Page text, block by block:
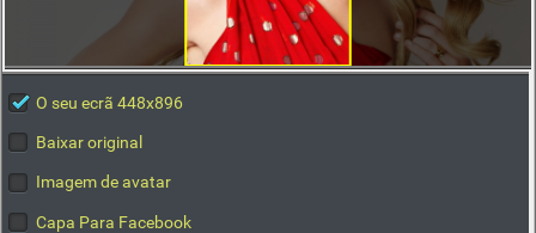
O seu ecrã 448x896
Baixar original
Imagem de avatar
Capa Para Facebook